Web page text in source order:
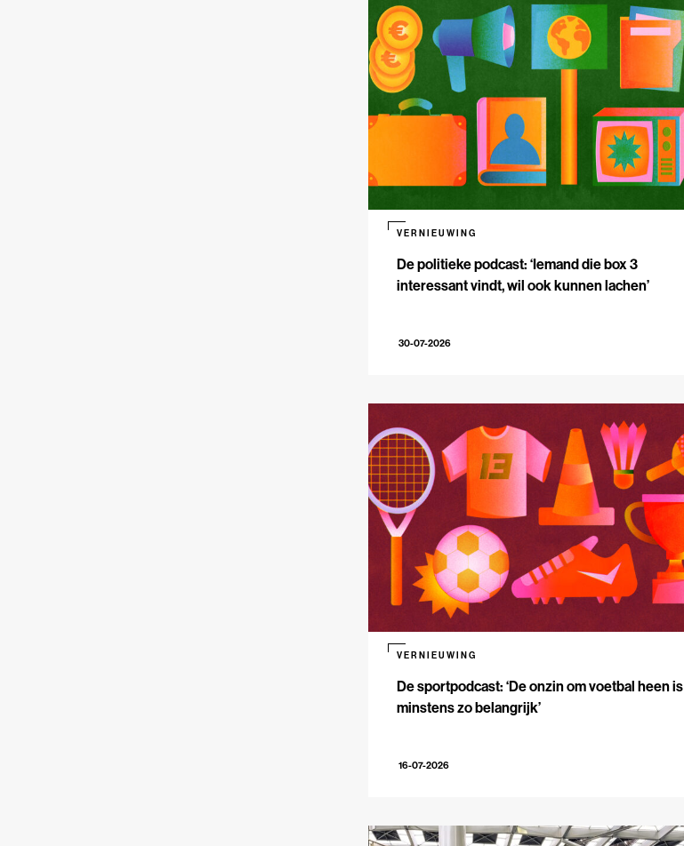
De politieke podcast: ‘Iemand die box 3
interessant vindt, wil ook kunnen lachen’
VERNIEUWING
30-07-2026
De sportpodcast: ‘De onzin om voetbal heen is
minstens zo belangrijk’
VERNIEUWING
16-07-2026